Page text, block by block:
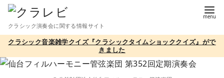
テ
ツ
クラシック演奏会に関する情報サイト
クラシック音楽雑学クイズ『クラシックタイムショッククイズ』がで
きました